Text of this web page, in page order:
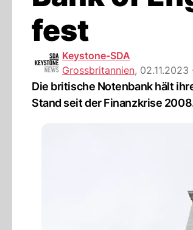
fest
Keystone-SDA
Grossbritannien, 02.11.2023
Die britische Notenbank hält
Stand seit der Finanzkrise